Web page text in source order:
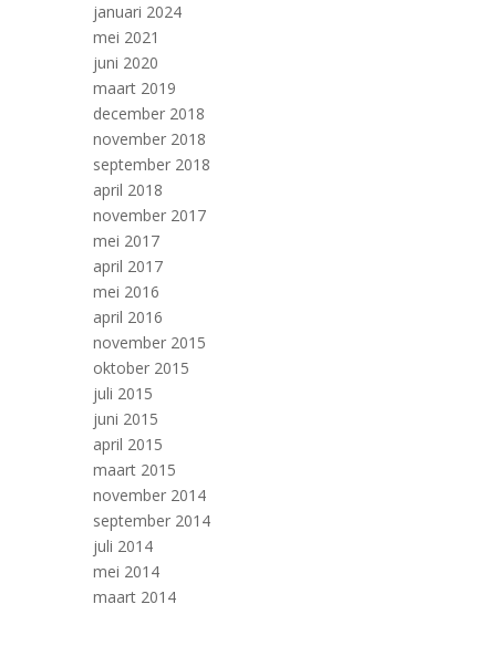
januari 2024
mei 2021
juni 2020
maart 2019
december 2018
november 2018
september 2018
april 2018
november 2017
mei 2017
april 2017
mei 2016
april 2016
november 2015
oktober 2015
juli 2015
juni 2015
april 2015
maart 2015
november 2014
september 2014
juli 2014
mei 2014
maart 2014